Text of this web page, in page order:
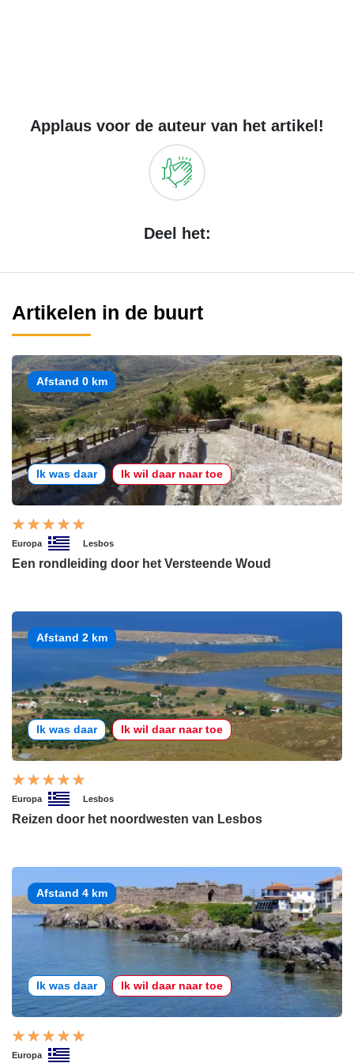
Applaus voor de auteur van het artikel!
Deel het:
Artikelen in de buurt
Afstand 0 km
Ik was daar Ik wil daar naar toe
Europa Lesbos
Een rondleiding door het Versteende Woud
Afstand 2 km
Ik was daar Ik wil daar naar toe
Europa Lesbos
Reizen door het noordwesten van Lesbos
Afstand 4 km
Ik was daar Ik wil daar naar toe
Europa